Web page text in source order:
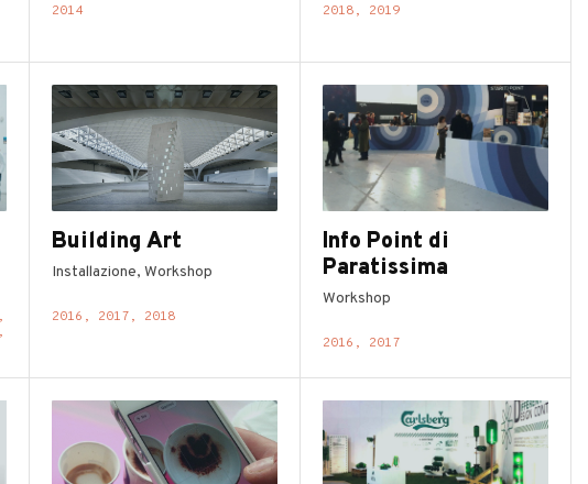
2014 2018, 2019
Building Art
Installazione, Workshop
2016, 2017, 2018
Info Point di
Paratissima
Workshop
2016, 2017